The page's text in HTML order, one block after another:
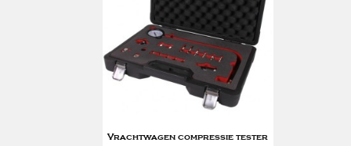
Vrachtwagen compressie tester